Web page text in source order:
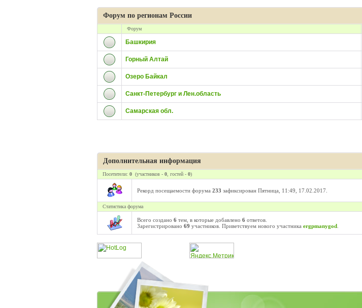
Форум по регионам России
Форум
Башкирия
Горный Алтай
Озеро Байкал
Санкт-Петербург и Лен.область
Самарская обл.
Дополнительная информация
Посетители: 0 (участников - 0 , гостей - 0)
Рекорд посещаемости форума 233 зафиксирован Пятница, 11:49, 17.02.2017.
Статистика форума
Всего создано 6 тем, в которые добавлено 6 ответов.
Зарегистрировано 69 участников. Приветствуем нового участника ergpmanygod